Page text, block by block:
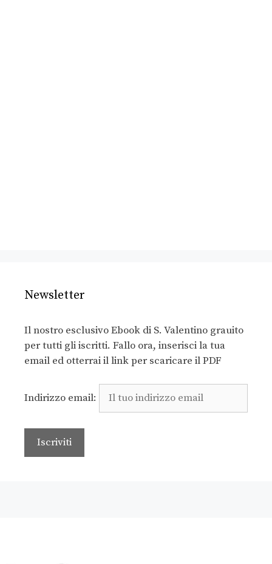
Newsletter
Il nostro esclusivo Ebook di S. Valentino grauito
per tutti gli iscritti. Fallo ora, inserisci la tua
email ed otterrai il link per scaricare il PDF
Indirizzo email: